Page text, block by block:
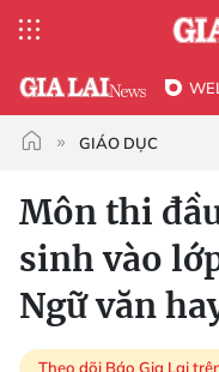
GIÁO DỤC
Môn thi
sinh vào
Ngữ văn
Theo dõi Báo Gia Lai